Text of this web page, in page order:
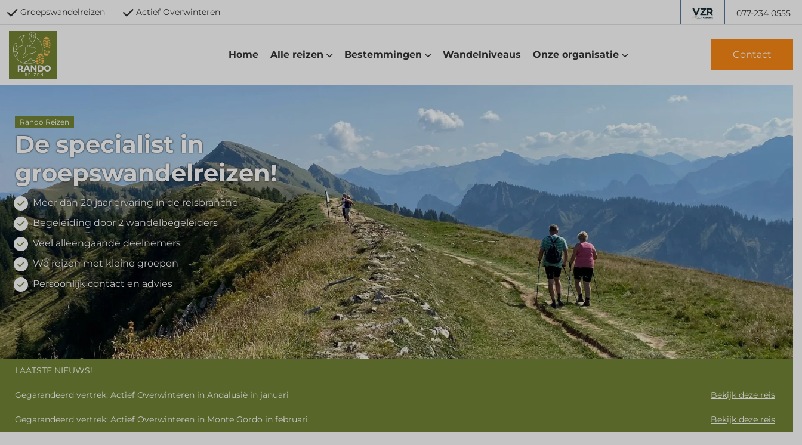
Groepswandelreizen Actief Overwinteren 077-234 0555
Home Alle reizen Bestemmingen Wandelniveaus Onze organisatie Contact
Rando Reizen
De specialist in
groepswandelreizen!
Meer dan 20 jaar ervaring in de reisbranche
Begeleiding door 2 wandelbegeleiders
Veel alleengaande deelnemers
We reizen met kleine groepen
Persoonlijk contact en advies
LAATSTE NIEUWS!
Gegarandeerd vertrek: Actief Overwinteren in Andalusië in januari Bekijk deze reis
Gegarandeerd vertrek: Actief Overwinteren in Monte Gordo in februari Bekijk deze reis